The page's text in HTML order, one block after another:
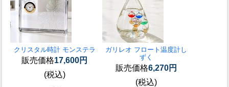
クリスタル時計 モンステラ
販売価格17,600円
(税込)
ガリレオ フロート温度計し
ずく
販売価格6,270円
(税込)